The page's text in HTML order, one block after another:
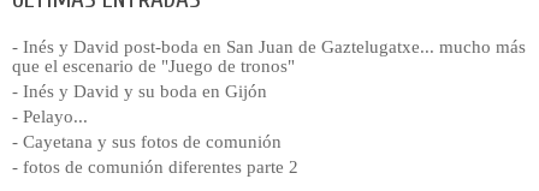
- Inés y David post-boda en San Juan de Gaztelugatxe... mucho más
que el escenario de "Juego de tronos"
- Inés y David y su boda en Gijón
- Pelayo...
- Cayetana y sus fotos de comunión
- fotos de comunión diferentes parte 2